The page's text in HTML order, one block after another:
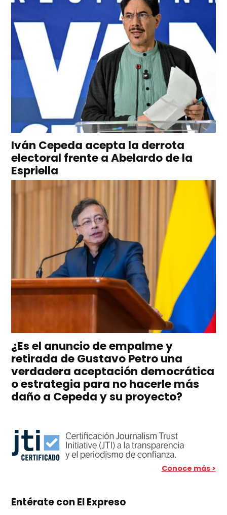
Iván Cepeda acepta la derrota
electoral frente a Abelardo de la
Espriella
¿Es el anuncio de empalme y
retirada de Gustavo Petro una
verdadera aceptación democrática
o estrategia para no hacerle más
daño a Cepeda y su proyecto?
Conoce más >
Entérate con El Expreso